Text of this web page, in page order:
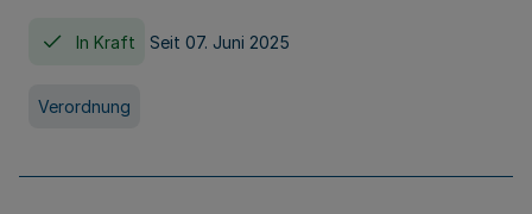
In Kraft Seit 07. Juni 2025
Verordnung